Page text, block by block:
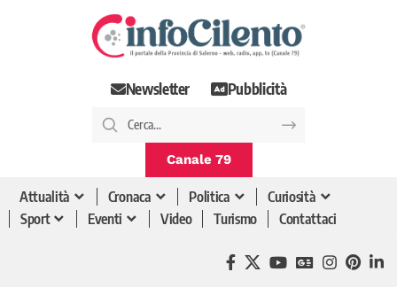
Newsletter Pubblicità
Canale 79
Attualità Cronaca Politica
Curiosità
Sport
Eventi Video Turismo Contattaci